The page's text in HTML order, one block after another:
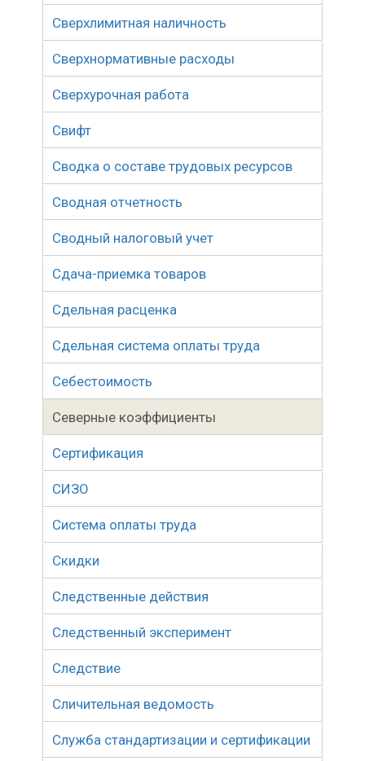
Сверхлимитная наличность
Сверхнормативные расходы
Сверхурочная работа
Свифт
Сводка о составе трудовых ресурсов
Сводная отчетность
Сводный налоговый учет
Сдача-приемка товаров
Сдельная расценка
Сдельная система оплаты труда
Себестоимость
Северные коэффициенты
Сертификация
СИЗО
Система оплаты труда
Скидки
Следственные действия
Следственный эксперимент
Следствие
Сличительная ведомость
Служба стандартизации и сертификации